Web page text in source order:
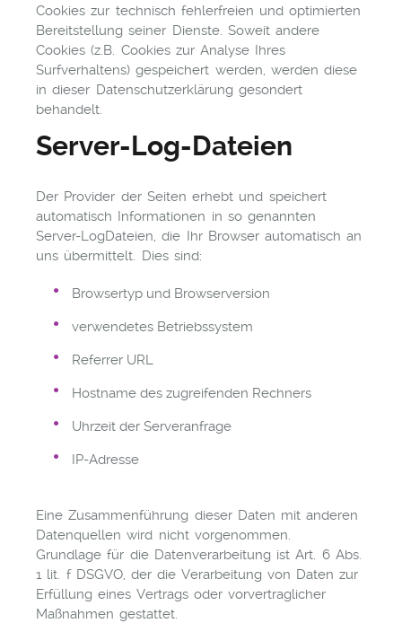
Cookies zur technisch fehlerfreien und optimierten
Bereitstellung seiner Dienste. Soweit andere
Cookies (z.B. Cookies zur Analyse Ihres
Surfverhaltens) gespeichert werden, werden diese
in dieser Datenschutzerklärung gesondert
behandelt.
Server-Log-Dateien
Der Provider der Seiten erhebt und speichert
automatisch Informationen in so genannten
Server-LogDateien, die Ihr Browser automatisch an
uns übermittelt. Dies sind:
Browsertyp und Browserversion
verwendetes Betriebssystem
Referrer URL
Hostname des zugreifenden Rechners
Uhrzeit der Serveranfrage
IP-Adresse
Eine Zusammenführung dieser Daten mit anderen
Datenquellen wird nicht vorgenommen.
Grundlage für die Datenverarbeitung ist Art. 6 Abs.
1 lit. f DSGVO, der die Verarbeitung von Daten zur
Erfüllung eines Vertrags oder vorvertraglicher
Maßnahmen gestattet.